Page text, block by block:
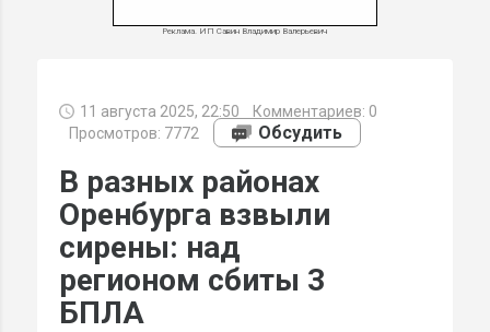
Реклама. ИП Савин Владимир Валерьевич
11 августа 2025, 22:50 Комментариев: 0
Просмотров: 7772
Обсудить
В разных районах
Оренбурга взвыли
сирены: над
регионом сбиты 3
БПЛА